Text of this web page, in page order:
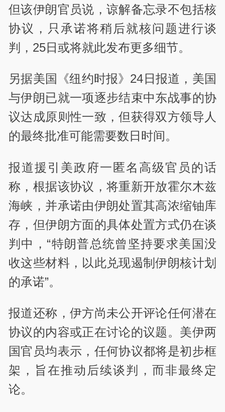
但该伊朗官员说，谅解备忘录不包括核
协议，只承诺将稍后就核问题进行谈
判，25日或将就此发布更多细节。
另据美国《纽约时报》24日报道，美国
与伊朗已就一项逐步结束中东战事的协
议达成原则性一致，但获得双方领导人
的最终批准可能需要数日时间。
报道援引美政府一匿名高级官员的话
称，根据该协议，将重新开放霍尔木兹
海峡，并承诺由伊朗处置其高浓缩铀库
存，但伊朗方面的具体处置方式仍在谈
判中，“特朗普总统曾坚持要求美国没
收这些材料，以此兑现遏制伊朗核计划
的承诺”。
报道还称，伊方尚未公开评论任何潜在
协议的内容或正在讨论的议题。美伊两
国官员均表示，任何协议都将是初步框
架，旨在推动后续谈判，而非最终定
论。